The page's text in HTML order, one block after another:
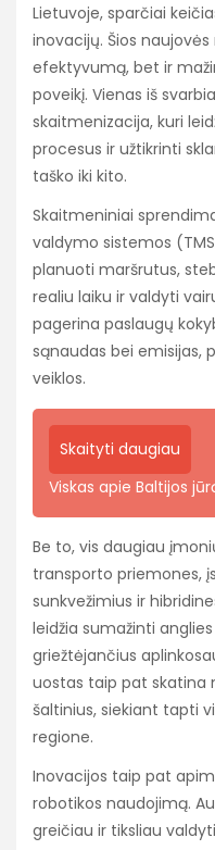
Lietuvoje, sparčiai
inovacijų. Šios
efektyvumą, bet ir
poveikį. Vienas iš
skaitmenizacija, kuri
procesus ir užtikrinti
taško iki kito.
Skaitmeniniai
valdymo sistemos
planuoti maršrutus,
realiu laiku ir valdyti
pagerina paslaugų
sąnaudas bei emisijas,
veiklos.
Skaityti daugiau
Viskas apie Baltijos
Be to, vis daugiau
transporto priemones,
sunkvežimius ir
leidžia sumažinti
griežtėjančius
uostas taip pat skatina
šaltinius, siekiant tapti
regione.
Inovacijos taip pat
robotikos naudojimą.
greičiau ir tiksliau